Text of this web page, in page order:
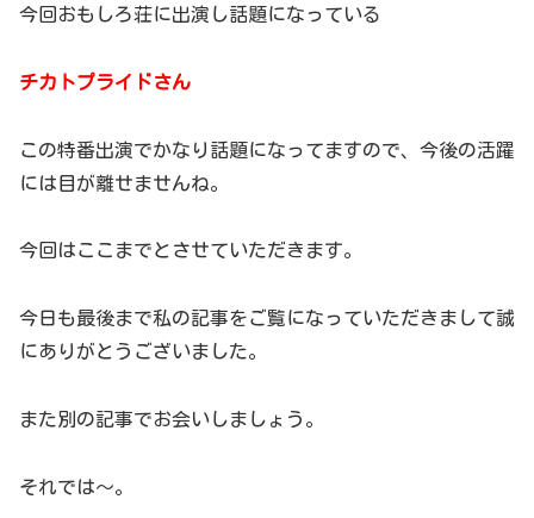
今回おもしろ荘に出演し話題になっている
チカトプライドさん
この特番出演でかなり話題になってますので、今後の活躍
には目が離せませんね。
今回はここまでとさせていただきます。
今日も最後まで私の記事をご覧になっていただきまして誠
にありがとうございました。
また別の記事でお会いしましょう。
それでは～。